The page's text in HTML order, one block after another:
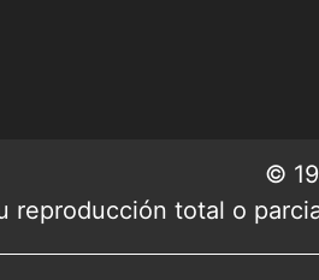
©
reproducción total o